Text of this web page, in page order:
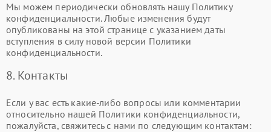
Мы можем периодически обновлять нашу Политику
конфиденциальности. Любые изменения будут
опубликованы на этой странице с указанием даты
вступления в силу новой версии Политики
конфиденциальности.
8. Контакты
Если у вас есть какие-либо вопросы или комментарии
относительно нашей Политики конфиденциальности,
пожалуйста, свяжитесь с нами по следующим контактам: